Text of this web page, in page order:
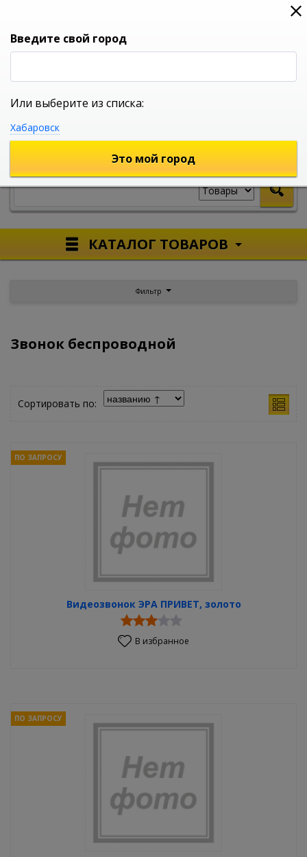
0
УНИВЕРСАЛЬНЫЙ ИНТЕРНЕТ МАГАЗИН
КАТАЛОГ ТОВАРОВ
Фильтр
Звонок беспроводной
Сортировать по:
Видеозвонок ЭРА ПРИВЕТ, золото
ПО ЗАПРОСУ
В избранное
ПО ЗАПРОСУ
Введите свой город
Или выберите из списка:
Хабаровск
Это мой город